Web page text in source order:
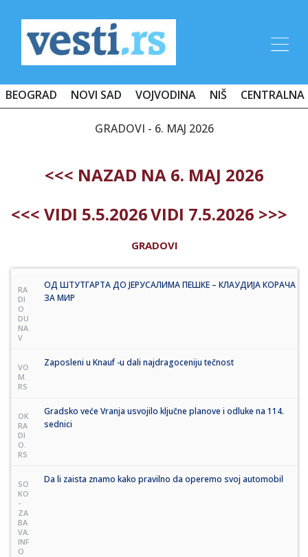
BEOGRAD NOVI SAD VOJVODINA NIŠ CENTRALNA
GRADOVI - 6. MAJ 2026
<<< NAZAD NA 6. MAJ 2026
<<< VIDI 5.5.2026VIDI 7.5.2026 >>>
GRADOVI
RA
DI
O
DU
NA
V
ОД ШТУТГАРТА ДО ЈЕРУСАЛИМА ПЕШКЕ – КЛАУДИЈА КОРАЧА
ЗА МИР
VO
M.
RS
Zaposleni u Knauf -u dali najdragoceniju tečnost
OK
RA
DI
O.
RS
Gradsko veće Vranja usvojilo ključne planove i odluke na 114.
sednici
SO
KO
-
ZA
BA
VA.
INF
O
Da li zaista znamo kako pravilno da operemo svoj automobil